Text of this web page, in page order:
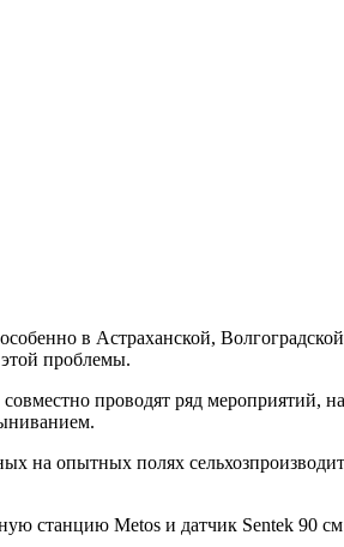
в Астраханской, Волгоградской
проблемы.
проводят ряд мероприятий,
на опытных полях
станцию Metos и датчик Sentek 90